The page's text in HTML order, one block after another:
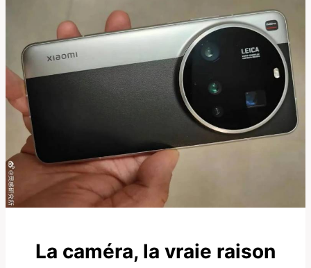
La caméra, la vraie raison